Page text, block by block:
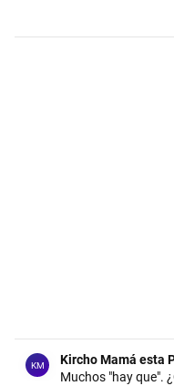
KM Kircho Mamá esta
Muchos "hay que".